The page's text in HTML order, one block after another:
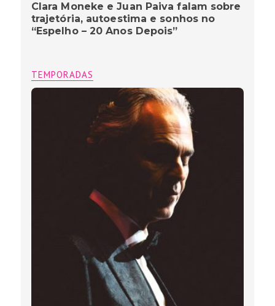
Clara Moneke e Juan Paiva falam sobre
trajetória, autoestima e sonhos no
“Espelho – 20 Anos Depois”
TEMPORADAS